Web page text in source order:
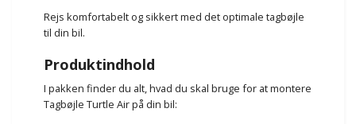
Rejs komfortabelt og sikkert med det optimale tagbøjle
til din bil.
Produktindhold
I pakken finder du alt, hvad du skal bruge for at montere
Tagbøjle Turtle Air på din bil: